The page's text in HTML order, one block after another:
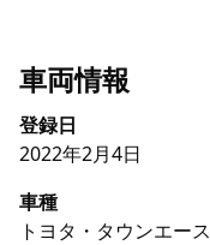
車両情報
登録日
2022年2月4日
車種
トヨタ・タウンエース